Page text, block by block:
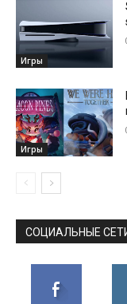
Игры
Игры
СОЦИАЛЬНЫЕ